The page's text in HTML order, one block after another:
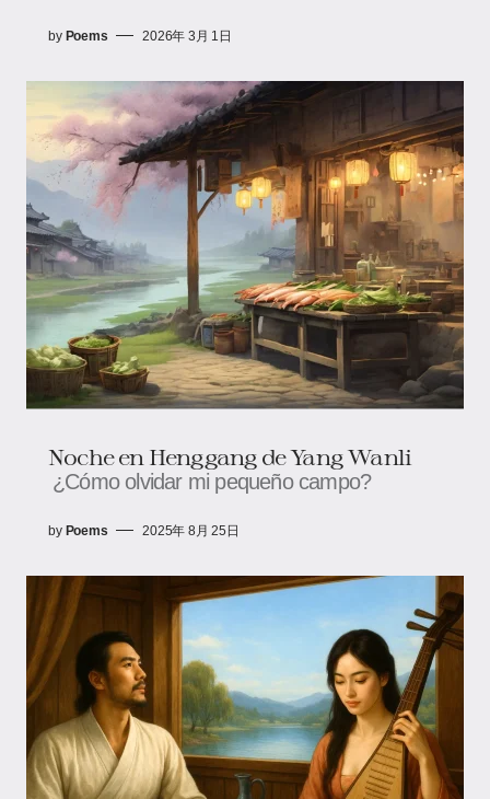
by Poems 2026年 3月 1日
Noche en Henggang de Yang Wanli
¿Cómo olvidar mi pequeño campo?
by Poems 2025年 8月 25日